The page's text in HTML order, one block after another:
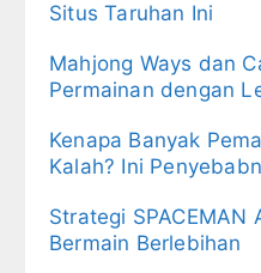
Situs Taruhan Ini
Mahjong Ways dan
Permainan dengan
Kenapa Banyak
Kalah? Ini
Strategi SPACEMAN
Bermain Berlebihan